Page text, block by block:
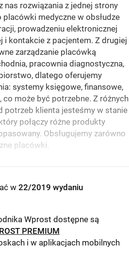
nas rozwiązania z jednej strony
medyczne w obsłudze
prowadzeniu elektronicznej
i kontakcie z pacjentem. Z drugiej
zarządzanie placówką
pracownia diagnostyczna,
dlatego oferujemy
systemy księgowe, finansowe,
co może być potrzebne. Z różnych
potrzeb klienta jesteśmy w stanie
połączy różne produkty
Obsługujemy zarówno
placówki.
w 22/2019 wydaniu
Wprost dostępne są
PREMIUM
i w aplikacjach mobilnych